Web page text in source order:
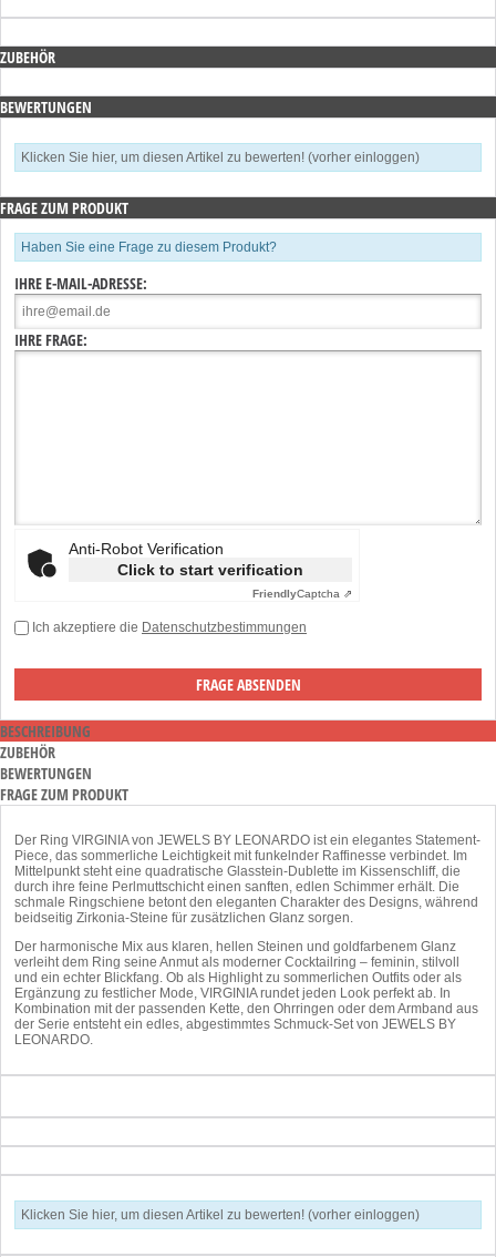
ZUBEHÖR
BEWERTUNGEN
Klicken Sie hier, um diesen Artikel zu bewerten! (vorher einloggen)
FRAGE ZUM PRODUKT
Haben Sie eine Frage zu diesem Produkt?
IHRE E-MAIL-ADRESSE:
IHRE FRAGE:
Anti-Robot Verification
Click to start verification
FriendlyCaptcha ⇗
Ich akzeptiere die Datenschutzbestimmungen
BESCHREIBUNG
ZUBEHÖR
BEWERTUNGEN
FRAGE ZUM PRODUKT
Der Ring VIRGINIA von JEWELS BY LEONARDO ist ein elegantes Statement-
Piece, das sommerliche Leichtigkeit mit funkelnder Raffinesse verbindet. Im
Mittelpunkt steht eine quadratische Glasstein-Dublette im Kissenschliff, die
durch ihre feine Perlmuttschicht einen sanften, edlen Schimmer erhält. Die
schmale Ringschiene betont den eleganten Charakter des Designs, während
beidseitig Zirkonia-Steine für zusätzlichen Glanz sorgen.
Der harmonische Mix aus klaren, hellen Steinen und goldfarbenem Glanz
verleiht dem Ring seine Anmut als moderner Cocktailring – feminin, stilvoll
und ein echter Blickfang. Ob als Highlight zu sommerlichen Outfits oder als
Ergänzung zu festlicher Mode, VIRGINIA rundet jeden Look perfekt ab. In
Kombination mit der passenden Kette, den Ohrringen oder dem Armband aus
der Serie entsteht ein edles, abgestimmtes Schmuck-Set von JEWELS BY
LEONARDO.
Klicken Sie hier, um diesen Artikel zu bewerten! (vorher einloggen)